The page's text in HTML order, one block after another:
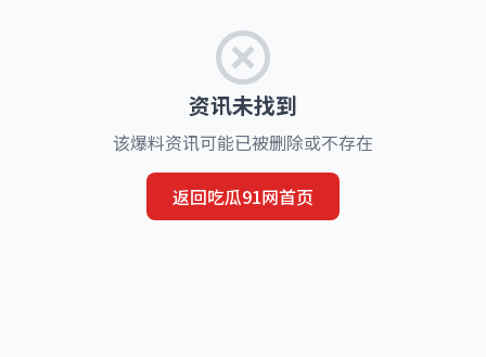
资讯未找到
该爆料资讯可能已被删除或不存在
返回吃瓜91网首页